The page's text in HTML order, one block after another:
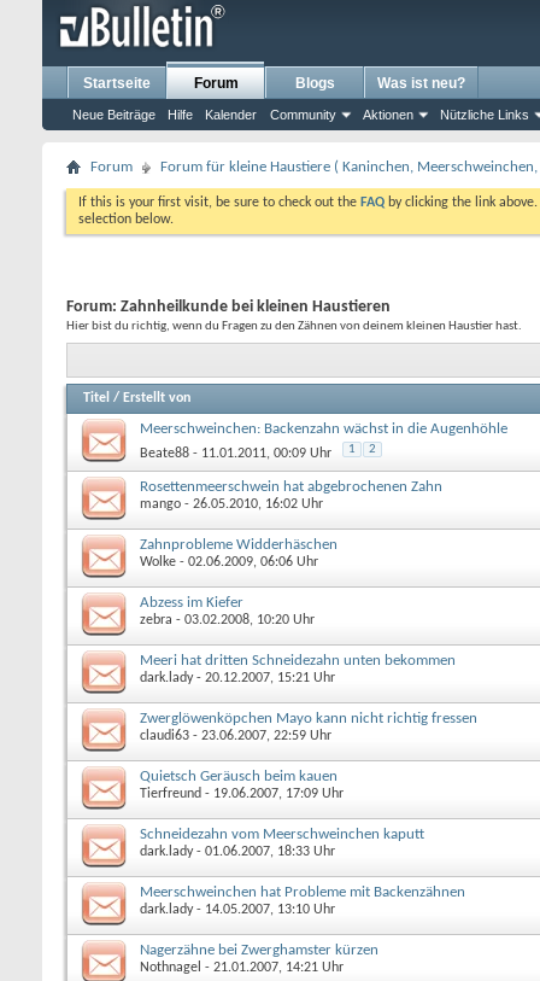
Startseite Forum
Neue Beiträge Hilfe Kalender Community Aktionen Nützliche Links
Blogs Was ist neu?
Forum Forum für kleine Haustiere ( Kaninchen, Meerschweinchen,
If this is your first visit, be sure to check out the FAQ by clicking the link
selection below.
Forum: Zahnheilkunde bei kleinen Haustieren
Hier bist du richtig, wenn du Fragen zu den Zähnen von deinem kleinen Haustier hast.
Titel / Erstellt von
Meerschweinchen: Backenzahn wächst in die Augenhöhle
Beate88 - 11.01.2011, 00:09 Uhr 1 2
Rosettenmeerschwein hat abgebrochenen Zahn
mango - 26.05.2010, 16:02 Uhr
Zahnprobleme Widderhäschen
Wolke - 02.06.2009, 06:06 Uhr
Abzess im Kiefer
zebra - 03.02.2008, 10:20 Uhr
Meeri hat dritten Schneidezahn unten bekommen
dark.lady- 20.12.2007, 15:21 Uhr
Zwerglöwenköpchen Mayo kann nicht richtig fressen
claudi63 - 23.06.2007, 22:59 Uhr
Quietsch Geräusch beim kauen
Tierfreund - 19.06.2007, 17:09 Uhr
Schneidezahn vom Meerschweinchen kaputt
dark.lady- 01.06.2007, 18:33 Uhr
Meerschweinchen hat Probleme mit Backenzähnen
dark.lady- 14.05.2007, 13:10 Uhr
Nagerzähne bei Zwerghamster kürzen
Nothnagel - 21.01.2007, 14:21 Uhr